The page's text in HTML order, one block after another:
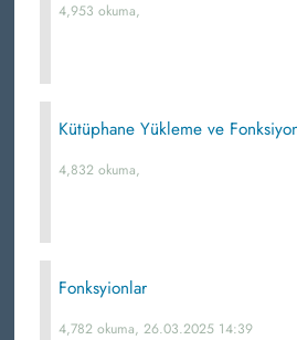
4,953 okuma,
Kütüphane Yükleme ve
4,832 okuma,
Fonksyionlar
4,782 okuma, 26.03.2025 14:39